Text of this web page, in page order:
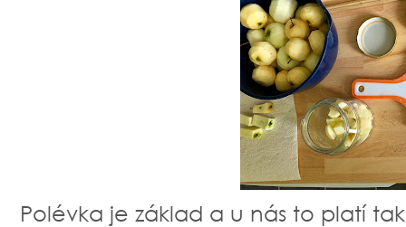
Polévka je základ a u nás to platí